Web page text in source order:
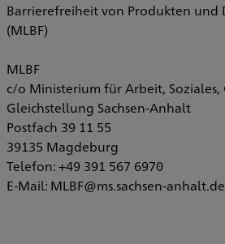
Barrierefreiheit von Produkten und
(MLBF)
MLBF
c/o Ministerium für Arbeit,
Gleichstellung Sachsen-Anhalt
Postfach 39 11 55
39135 Magdeburg
Telefon: +49 391 567 6970
E-Mail: MLBF@ms.sachsen-anhalt.de